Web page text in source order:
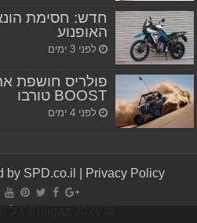
חדש: חסימת
האופנוע
לפני 3 ימים
BOOST טורבו
לפני 4 ימים
by SPD.co.il Privacy Policy